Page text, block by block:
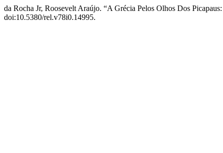
da Rocha Jr, Roosevelt Araújo. “A Grécia Pelos Olhos Dos
doi:10.5380/rel.v78i0.14995.